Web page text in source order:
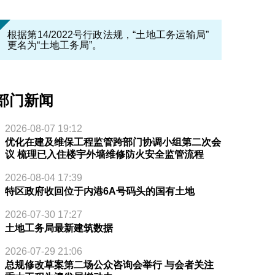
根据第14/2022号行政法规，“土地工务运输局”
更名为“土地工务局”。
门新闻
2026-08-07 19:12
优化在建及维保工程监管跨部门协调小组第二次会
议 梳理已入住楼宇外墙维修防火安全监管流程
2026-08-04 17:39
特区政府收回位于内港6A号码头的国有土地
2026-07-30 17:27
土地工务局最新建筑数据
2026-07-29 21:06
总规修改草案第二场公众咨询会举行 与会者关注